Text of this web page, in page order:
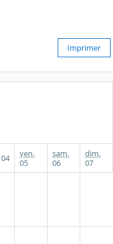
Imprimer
04
ven.
05
sam.
06
dim.
07